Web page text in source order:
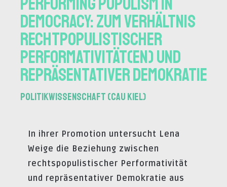
Democracy: Zum Verhältnis
rechtpopulistischer
Performativität(en) und
repräsentativer Demokratie
Politikwissenschaft (CAU Kiel)
In ihrer Promotion untersucht Lena
Weige die Beziehung zwischen
rechtspopulistischer Performativität
und repräsentativer Demokratie aus